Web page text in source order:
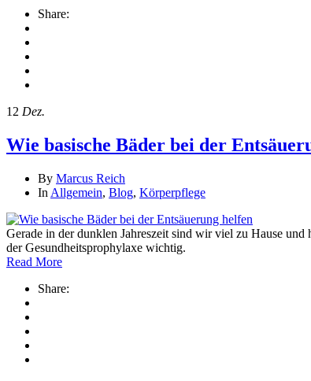
Share:
12 Dez.
Wie basische Bäder bei der
By Marcus Reich
In Allgemein, Blog, Körperpflege
Gerade in der dunklen Jahreszeit sind wir viel zu Hause
der Gesundheitsprophylaxe wichtig.
Read More
Share: